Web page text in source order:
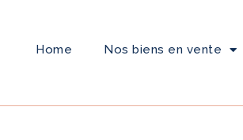
Home Nos biens en vente